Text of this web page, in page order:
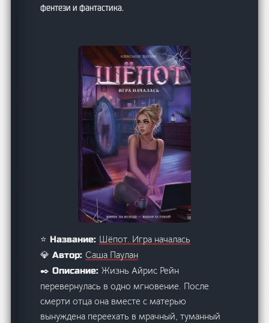
фентези и фантастика.
⭐ Название: Шёпот. Игра началась
💎 Автор:Саша Паулан
✒️ Описание:Жизнь Айрис Рейн
перевернулась в одно мгновение. После
смерти отца она вместе с матерью
вынуждена переехать в мрачный, туманный